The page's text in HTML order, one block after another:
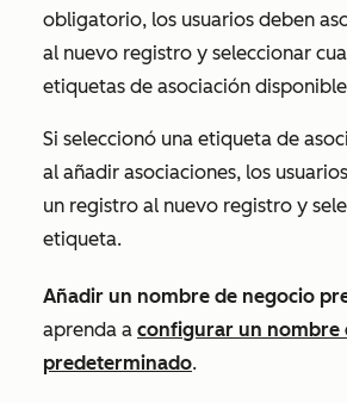
obligatorio, los usuarios deben
al nuevo registro y seleccionar
etiquetas de asociación
Si seleccionó una etiqueta de
al añadir asociaciones, los
un registro al nuevo registro y
etiqueta.
Añadir un nombre de negocio
aprenda a configurar un nombre
predeterminado.